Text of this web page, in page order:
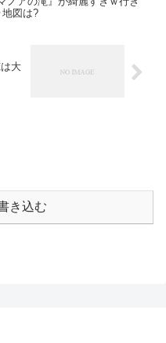
図は?
大
き込む